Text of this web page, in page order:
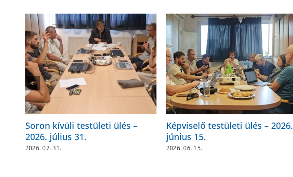
Soron kívüli testületi ülés –
2026. július 31.
2026. 07. 31.
Képviselő testületi ülés – 2026.
június 15.
2026. 06. 15.